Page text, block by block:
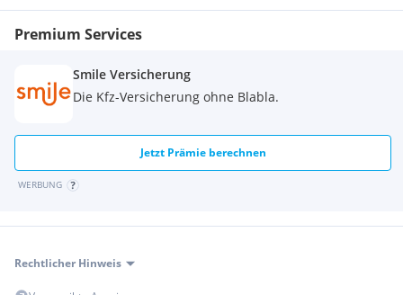
Premium Services
Smile Versicherung
Die Kfz-Versicherung ohne Blabla.
Jetzt Prämie berechnen
WERBUNG
Rechtlicher Hinweis